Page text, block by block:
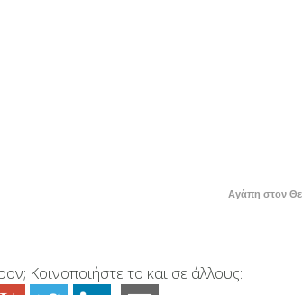
Αγάπη στον
Κοινοποιήστε το και σε άλλους: